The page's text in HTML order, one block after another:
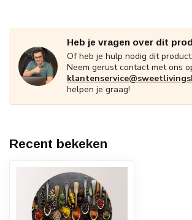
Heb je vragen over dit
Of heb je hulp nodig dit
Neem gerust contact met ons
helpen je graag!
Recent bekeken